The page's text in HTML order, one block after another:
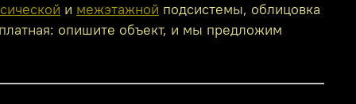
и межэтажной подсистемы, облицовка
опишите объект, и мы предложим